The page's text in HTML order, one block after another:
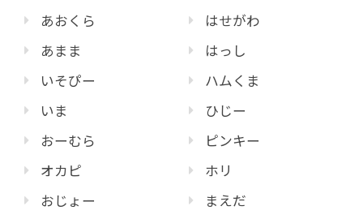
あおくら
あまま
いそぴー
いま
おーむら
オカピ
おじょー
はせがわ
はっし
ハムくま
ひじー
ピンキー
ホリ
まえだ